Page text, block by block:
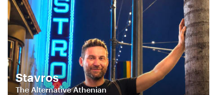
Stavros
The Alternative Athenian